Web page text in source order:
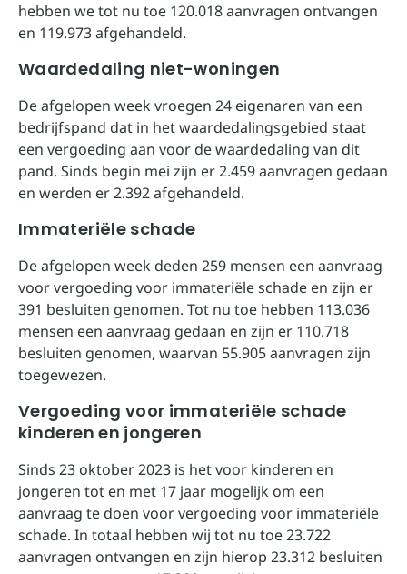
hebben we tot nu toe 120.018 aanvragen ontvangen
en 119.973 afgehandeld.
Waardedaling niet-woningen
De afgelopen week vroegen 24 eigenaren van een
bedrijfspand dat in het waardedalingsgebied staat
een vergoeding aan voor de waardedaling van dit
pand. Sinds begin mei zijn er 2.459 aanvragen gedaan
en werden er 2.392 afgehandeld.
Immateriële schade
De afgelopen week deden 259 mensen een aanvraag
voor vergoeding voor immateriële schade en zijn er
391 besluiten genomen. Tot nu toe hebben 113.036
mensen een aanvraag gedaan en zijn er 110.718
besluiten genomen, waarvan 55.905 aanvragen zijn
toegewezen.
Vergoeding voor immateriële schade
kinderen en jongeren
Sinds 23 oktober 2023 is het voor kinderen en
jongeren tot en met 17 jaar mogelijk om een
aanvraag te doen voor vergoeding voor immateriële
schade. In totaal hebben wij tot nu toe 23.722
aanvragen ontvangen en zijn hierop 23.312 besluiten